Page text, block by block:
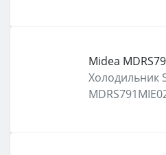
Midea
Холодильник